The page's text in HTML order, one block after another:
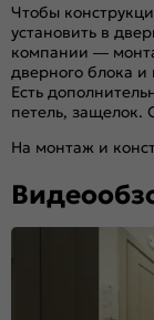
Чтобы
установить в
компании —
дверного блока
Есть
петель, защелок.
На монтаж и